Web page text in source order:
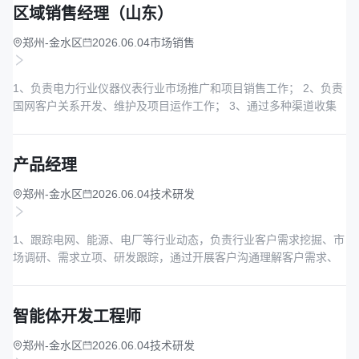
款等全流程的商务跟踪事宜； 5、按期达成公司分配的月度、季度
区域销售经理（山东）
郑州-金水区 2026.06.04市场销售
1、负责电力行业仪器仪表行业市场推广和项目销售工作； 2、负责
国网客户关系开发、维护及项目运作工作； 3、通过多种渠道收集
款等全流程的商务跟踪事宜； 5、按期达成公司分配的月度、季度
及...
产品经理
郑州-金水区 2026.06.04技术研发
1、跟踪电网、能源、电厂等行业动态，负责行业客户需求挖掘、市
场调研、需求立项、研发跟踪，通过开展客户沟通理解客户需求、
式。 3、主导商机推进，根据项目落地方式，输出可研报告、技术
方案...
智能体开发工程师
郑州-金水区 2026.06.04技术研发